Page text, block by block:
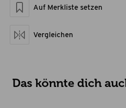
Material
Artikelgewicht netto kg
Auf Merkliste setzen
Vergleichen
Das könnte dich